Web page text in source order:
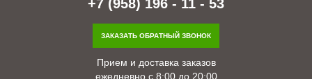
+7 (958) 196 - 11 - 53
ЗАКАЗАТЬ ОБРАТНЫЙ ЗВОНОК
Прием и доставка заказов
ежедневно с 8:00 до 20:00